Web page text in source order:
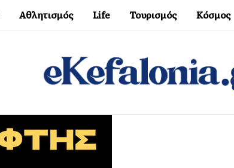
Αθλητισμός Life Τουρισμός Κόσμος